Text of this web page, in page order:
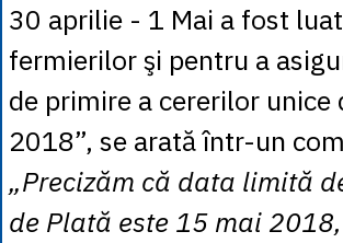
30 aprilie - 1 Mai a fost
fermierilor şi pentru a
de primire a cererilor
2018”, se arată într-un
„Precizăm că data limită
de Plată este 15 mai